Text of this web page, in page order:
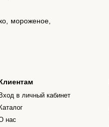
мороженое,
Вход в личный кабинет
Каталог
нас